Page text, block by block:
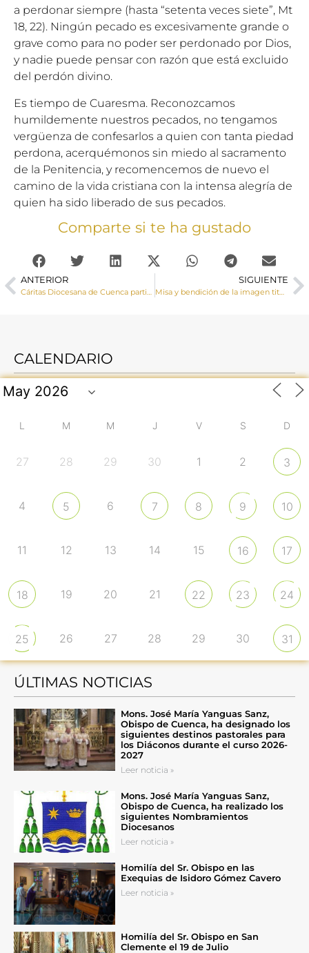
a perdonar siempre (hasta “setenta veces siete”, Mt
18, 22). Ningún pecado es excesivamente grande o
grave como para no poder ser perdonado por Dios,
y nadie puede pensar con razón que está excluido
del perdón divino.
Es tiempo de Cuaresma. Reconozcamos
humildemente nuestros pecados, no tengamos
vergüenza de confesarlos a quien con tanta piedad
perdona, acerquémonos sin miedo al sacramento
de la Penitencia, y recomencemos de nuevo el
camino de la vida cristiana con la intensa alegría de
quien ha sido liberado de sus pecados.
Comparte si te ha gustado
ANTERIOR
Cáritas Diocesana de Cuenca participa y trabaja en la fase diocesana del Sínodo
SIGUIENTE
Misa y bendición de la imagen titular de la Hermandad de Nuestro Padre Jesús del Perdón y Virgen de la Salud de Tarancón
CALENDARIO
L M M J V S D
27 28 29 30 1 2 3
4 5 6 7 8 9 10
11 12 13 14 15 16 17
18 19 20 21 22 23 24
25 26 27 28 29 30 31
ÚLTIMAS NOTICIAS
Mons. José María Yanguas Sanz,
Obispo de Cuenca, ha designado los
siguientes destinos pastorales para
los Diáconos durante el curso 2026-
2027
Leer noticia »
Mons. José María Yanguas Sanz,
Obispo de Cuenca, ha realizado los
siguientes Nombramientos
Diocesanos
Leer noticia »
Homilía del Sr. Obispo en las
Exequias de Isidoro Gómez Cavero
Leer noticia »
Homilía del Sr. Obispo en San
Clemente el 19 de Julio